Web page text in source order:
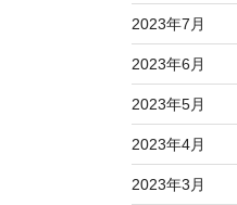
2023年7月
2023年6月
2023年5月
2023年4月
2023年3月